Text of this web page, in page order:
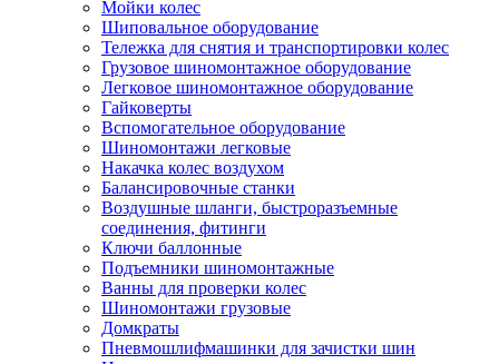
Мойки колес
Шиповальное оборудование
Тележка для снятия и транспортировки колес
Грузовое шиномонтажное оборудование
Легковое шиномонтажное оборудование
Гайковерты
Вспомогательное оборудование
Шиномонтажи легковые
Накачка колес воздухом
Балансировочные станки
Воздушные шланги, быстроразъемные
соединения, фитинги
Ключи баллонные
Подъемники шиномонтажные
Ванны для проверки колес
Шиномонтажи грузовые
Домкраты
Пневмошлифмашинки для зачистки шин